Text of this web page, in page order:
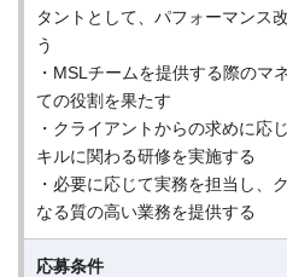
タントとして、パフォーマンス
う
・MSLチームを提供する際のマ
ての役割を果たす
・クライアントからの求めに応
キルに関わる研修を実施する
・必要に応じて実務を担当し、
なる質の高い業務を提供する
応募条件